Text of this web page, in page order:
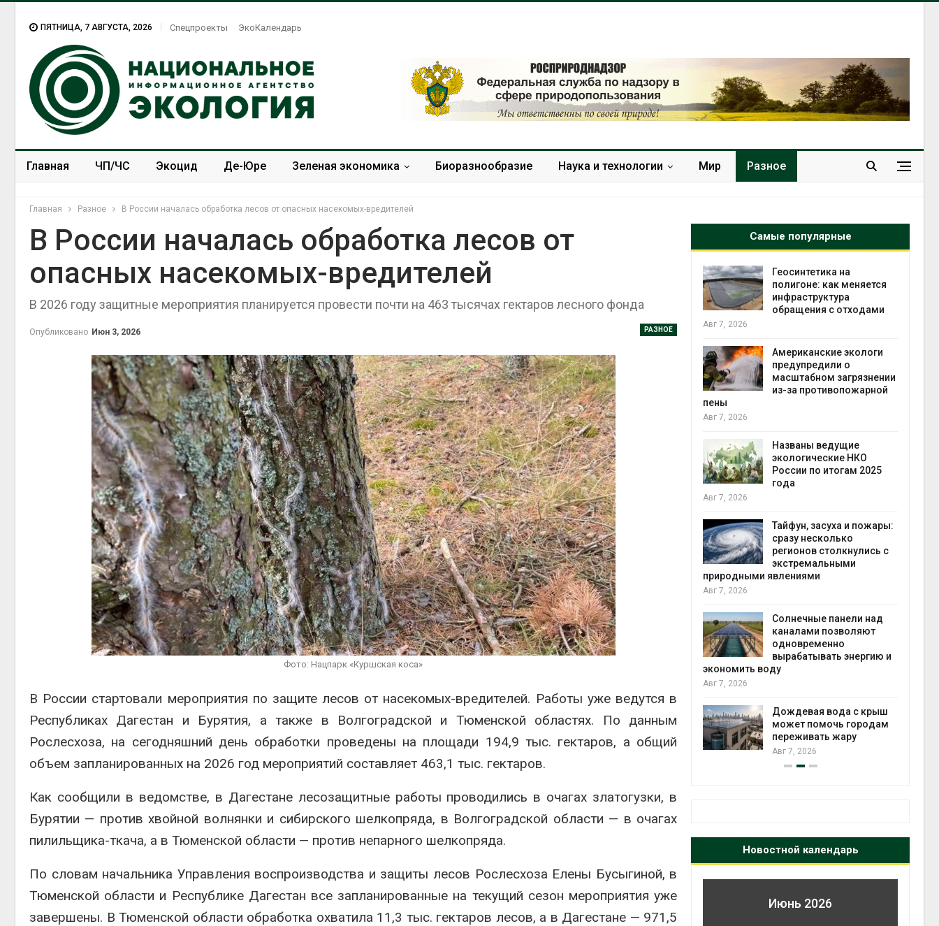
ПЯТНИЦА, 7 АВГУСТА, 2026 Спецпроекты ЭкоКалендарь
Главная ЧП/ЧС Экоцид Де-Юре Зеленая экономика Биоразнообразие Наука и технологии Мир Разное
Главная Разное В России началась обработка лесов от опасных насекомых-вредителей
В России началась обработка лесов от
опасных насекомых-вредителей
В 2026 году защитные мероприятия планируется провести почти на 463 тысячах гектаров лесного фонда
РАЗНОЕ
Опубликовано Июн 3, 2026
Фото: Нацпарк «Куршская коса»
В России стартовали мероприятия по защите лесов от насекомых-вредителей. Работы уже ведутся в
Республиках Дагестан и Бурятия, а также в Волгоградской и Тюменской областях. По данным
Рослесхоза, на сегодняшний день обработки проведены на площади 194,9 тыс. гектаров, а общий
объем запланированных на 2026 год мероприятий составляет 463,1 тыс. гектаров.
Как сообщили в ведомстве, в Дагестане лесозащитные работы проводились в очагах златогузки, в
Бурятии — против хвойной волнянки и сибирского шелкопряда, в Волгоградской области — в очагах
пилильщика-ткача, а в Тюменской области — против непарного шелкопряда.
По словам начальника Управления воспроизводства и защиты лесов Рослесхоза Елены Бусыгиной, в
Тюменской области и Республике Дагестан все запланированные на текущий сезон мероприятия уже
завершены. В Тюменской области обработка охватила 11,3 тыс. гектаров лесов, а в Дагестане — 971,5
Самые популярные
Минприроды
потребовало ускорить
объектов и уборку
Панамский канал вновь
ограничивает загрузку
судов из-за дефицита
пресной воды
Авг 6, 2026
В китайской провинции
Шэньси из-за паводков
эвакуировали более 140
тыс. человек
Авг 6, 2026
МЕГА и ВкусВилл
установили
экообменники для сбора
вторсырья
Авг 6, 2026
Учёные предложили
получать питьевую воду
из воздуха с помощью
ветра
Авг 6, 2026
для контроля мусорных
сентябре
Авг 6, 2026
Камы в августе может
превысить норму почти в
Евросоюз потребовал
увеличить вложения в
защиту природы на фоне
роста ущерба от пожаров
Авг 7, 2026
Дом из старых шин
может обходиться без
кондиционера и почти
без отопления
Авг 7, 2026
Камчатские северные
олени набирают вес
перед осенней миграцией
Авг 7, 2026
Ozon запустит сбор
помощи для приютов
Нижнего Новгорода
Авг 7, 2026
из-за воды и близости
Авг 7, 2026
Геосинтетика на
полигоне: как меняется
инфраструктура
обращения с отходами
Авг 7, 2026
Американские экологи
предупредили о
масштабном загрязнении
из-за противопожарной
пены
Авг 7, 2026
Названы ведущие
экологические НКО
России по итогам 2025
года
Авг 7, 2026
Тайфун, засуха и пожары:
сразу несколько
регионов столкнулись с
экстремальными
природными явлениями
Авг 7, 2026
Солнечные панели над
каналами позволяют
одновременно
вырабатывать энергию и
экономить воду
Авг 7, 2026
Дождевая вода с крыш
может помочь городам
переживать жару
Авг 7, 2026
Новостной календарь
Июнь 2026